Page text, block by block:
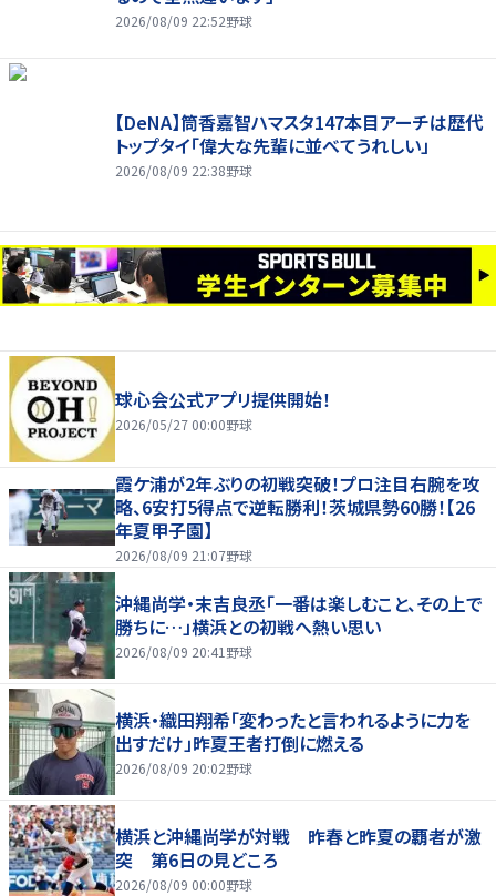
2026/08/09 22:52野球
【DeNA】筒香嘉智ハマスタ147本目アーチは歴代
トップタイ「偉大な先輩に並べてうれしい」
2026/08/09 22:38野球
球心会公式アプリ提供開始！
2026/05/27 00:00野球
霞ケ浦が2年ぶりの初戦突破！プロ注目右腕を攻
略、6安打5得点で逆転勝利！茨城県勢60勝！【26
年夏甲子園】
2026/08/09 21:07野球
沖縄尚学・末吉良丞「一番は楽しむこと、その上で
勝ちに…」横浜との初戦へ熱い思い
2026/08/09 20:41 野球
横浜・織田翔希「変わったと言われるように力を
出すだけ」昨夏王者打倒に燃える
2026/08/09 20:02野球
横浜と沖縄尚学が対戦 昨春と昨夏の覇者が激
突 第6日の見どころ
2026/08/09 00:00野球